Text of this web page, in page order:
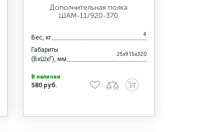
Дополнительная полка
ШАМ-11/920-370
Вес, кг 4
Габариты
(ВхШхГ), мм
25x915x320
В наличии
580 руб.